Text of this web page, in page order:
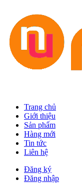
Trang chủ
Giới thiệu
Sản phẩm
Hàng mới
Tin tức
Liên hệ
Đăng ký
Đăng nhập